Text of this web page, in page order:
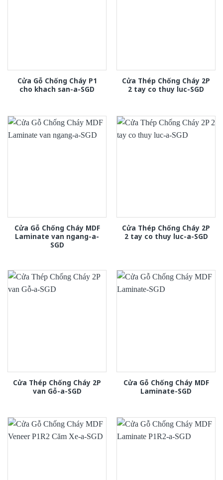
Cửa Gỗ Chống Cháy P1
cho khach san-a-SGD
Cửa Thép Chống Cháy 2P
2 tay co thuy luc-SGD
Cửa Gỗ Chống Cháy MDF
Laminate van ngang-a-
SGD
Cửa Thép Chống Cháy 2P
2 tay co thuy luc-a-SGD
Cửa Thép Chống Cháy 2P
van Gỗ-a-SGD
Cửa Gỗ Chống Cháy MDF
Laminate-SGD